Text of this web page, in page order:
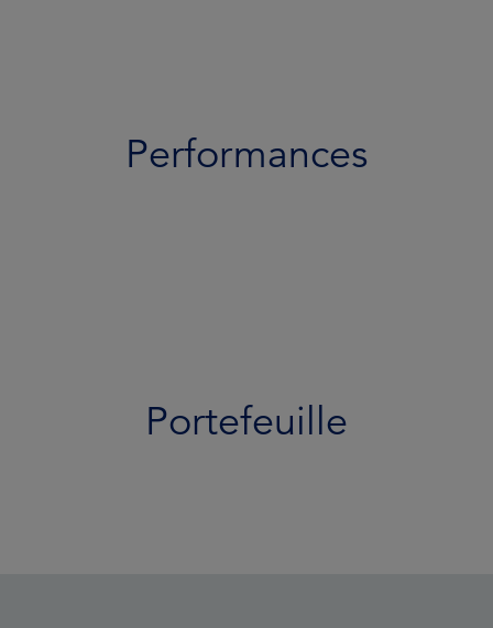
Performances
Portefeuille